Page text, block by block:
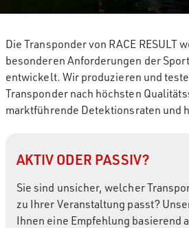
Die Transponder von RACE RESULT
besonderen Anforderungen der
entwickelt. Wir produzieren und
Transponder nach höchsten
marktführende Detektionsraten und
AKTIV ODER PASSIV?
Sie sind unsicher, welcher
zu Ihrer Veranstaltung passt?
Ihnen eine Empfehlung basierend